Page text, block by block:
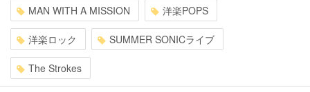
MAN WITH A MISSION 洋楽POPS
洋楽ロック SUMMER SONICライブ
The Strokes